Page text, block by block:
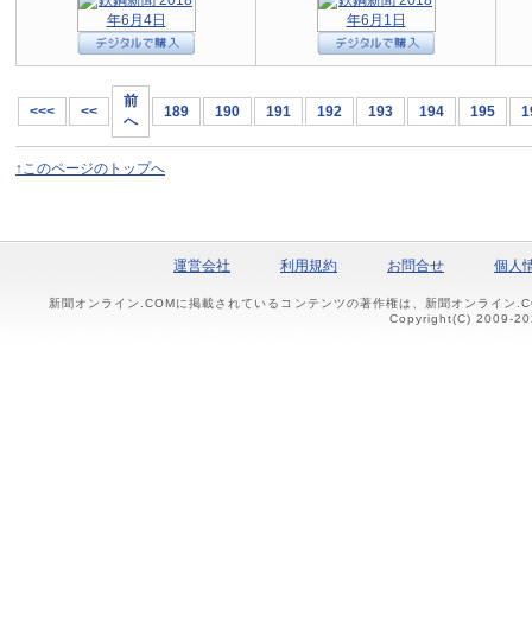
<<< <<
前
へ
189 190 191 192 193 194 195
↑このページのトップへ
運営会社 利用規約 お問合せ 個人
新聞オンライン.COMに掲載されているコンテンツの著作権は、新聞オンライン
Copyright(C) 2009-